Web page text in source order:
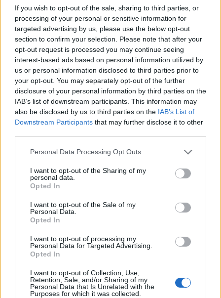
If you wish to opt-out of the sale, sharing to third parties, or
processing of your personal or sensitive information for
targeted advertising by us, please use the below opt-out
section to confirm your selection. Please note that after your
opt-out request is processed you may continue seeing
interest-based ads based on personal information utilized by
us or personal information disclosed to third parties prior to
your opt-out. You may separately opt-out of the further
disclosure of your personal information by third parties on the
IAB’s list of downstream participants. This information may
also be disclosed by us to third parties on the IAB’s List of
Downstream Participants that may further disclose it to other
Personal Data Processing Opt Outs
I want to opt-out of the Sharing of my
personal data.
Opted In
I want to opt-out of the Sale of my
Personal Data.
Opted In
I want to opt-out of processing my
Personal Data for Targeted Advertising.
Opted In
I want to opt-out of Collection, Use,
Retention, Sale, and/or Sharing of my
Personal Data that Is Unrelated with the
Purposes for which it was collected.
Sinekli v evropské části Turecka. Stejně jako desítkám a stovkám
dalších čápů se jí osudným stal chybně konstruovaný sloup
elektrického vedení. ČIA to dnes sdělil vedoucí projektu Africká
odysea Miroslav Bobek.
Ochránci odsoudili podmíněný trest za mučení 13
koček
4.10.2000 13:10 | PRAHA ( ČIA)
Pražští ochránci zvířat (PSOZ)nesouhlasí s dnešním rozhodnutím
Obvodního soudu v Praze 6, který k pětiměsíčnímu odnětí
svobody s podmíněným odkladem odsoudil Naděždu Trojanovou.
Žena podle rozsudku ponechala po dobu přesahující
pravděpodobně jeden měsíc ve svém bytě 13 koček zamčených
předseda PSOZ Vladimír Smejkal.
První temelínský blok vstoupil do režimu tři
4.10.2000 09:30 | TEMELÍN/PRAHA (
První blok Jaderné elektrárny Temelín (JETE) vstoupil v úterý po
ohřevu vody v primárním okruhu do tzv. režimu tři. ČIA to dnes
oznámil mluvčí JETE Milan Nebesář. Předcházelo tomu úterní
"Postupně jsme provedli povinné provozní testy, které jsou
předepsány při každém náběhu bloku," doplnil Nebesář.
Rychnovský okres požádá o řešení dopravní situace
3.10.2000 17:25 | RYCHNOV NAD KNĚŽNOU (ČIA)
Opětovnou žádost o vyřešení komplikované dopravní situace na